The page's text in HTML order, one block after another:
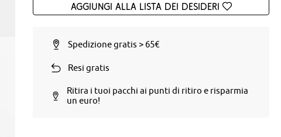
Aggiungi alla Lista dei desideri
Spedizione gratis > 65€
Resi gratis
Ritira i tuoi pacchi ai punti di ritiro e risparmia
un euro!